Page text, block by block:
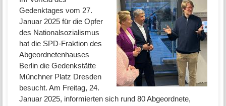
Gedenktages vom 27.
Januar 2025 für die Opfer
des Nationalsozialismus
hat die SPD-Fraktion des
Abgeordnetenhauses
Berlin die Gedenkstätte
Münchner Platz Dresden
besucht. Am Freitag, 24.
Januar 2025, informierten sich rund 80 Abgeordnete,